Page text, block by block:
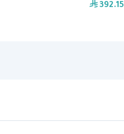
392.15